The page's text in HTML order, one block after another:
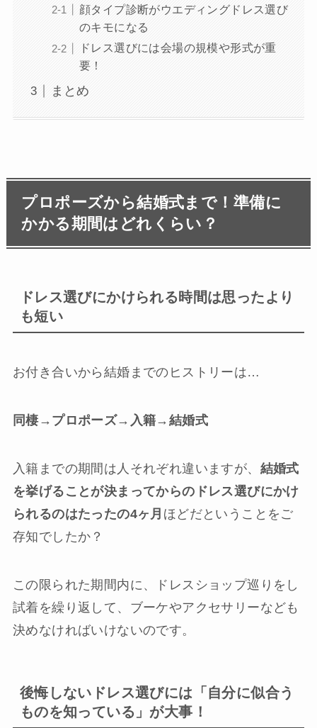
顔タイプ診断がウエディングドレス選び
のキモになる
ドレス選びには会場の規模や形式が重
要！
まとめ
プロポーズから結婚式まで！準備に
かかる期間はどれくらい？
ドレス選びにかけられる時間は思ったより
も短い
お付き合いから結婚までのヒストリーは…
同棲→プロポーズ→入籍→結婚式
入籍までの期間は人それぞれ違いますが、 結婚式
を挙げることが決まってからのドレス選びにかけ
られるのはたったの4ヶ月 ほどだということをご
存知でしたか？
この限られた期間内に、ドレスショップ巡りをし
試着を繰り返して、ブーケやアクセサリーなども
決めなければいけないのです。
後悔しないドレス選びには「自分に似合う
ものを知っている」が大事！